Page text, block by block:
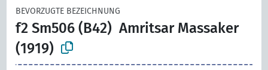
BEVORZUGTE BEZEICHNUNG
f2 Sm506 (B42) Amritsar Massaker
(1919)